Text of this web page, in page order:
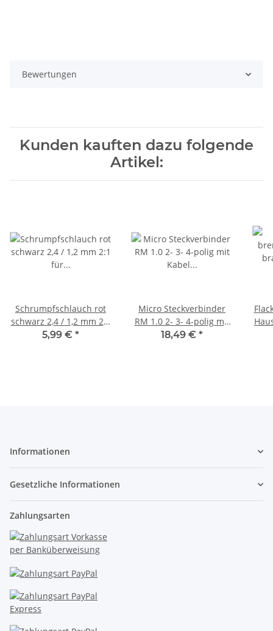
Bewertungen
Kunden kauften dazu folgende
Artikel:
Schrumpfschlauch rot
schwarz 2,4 / 1,2 mm 2:1
für dünne Kabel LED 2
5,99 € *
Micro Steckverbinder
RM 1.0 2- 3- 4-polig mit
Kabel Stecker + Buchse
18,49 € *
Informationen
Gesetzliche Informationen
Zahlungsarten